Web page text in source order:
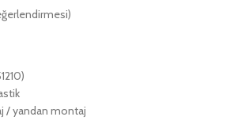
/ yandan montaj